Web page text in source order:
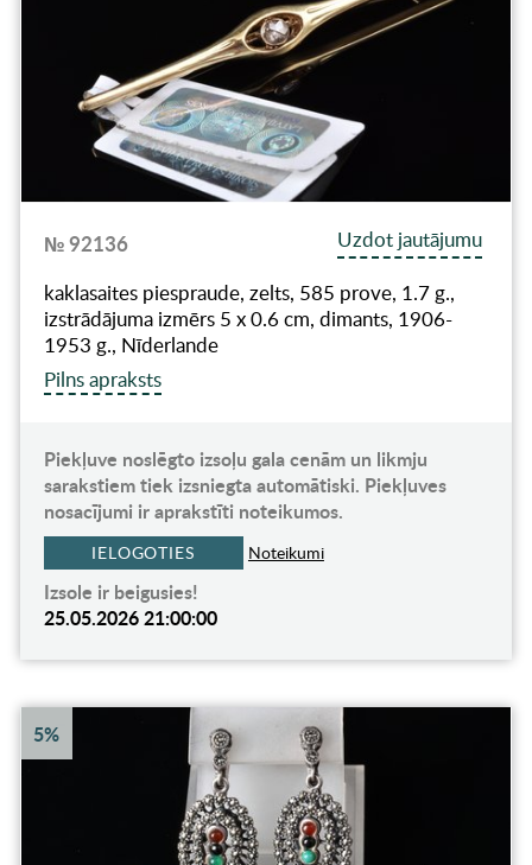
№ 92136
Uzdot jautājumu
kaklasaites piespraude, zelts, 585 prove, 1.7 g.,
izstrādājuma izmērs 5 x 0.6 cm, dimants, 1906-
1953 g., Nīderlande
Pilns apraksts
Piekļuve noslēgto izsoļu gala cenām un likmju
sarakstiem tiek izsniegta automātiski. Piekļuves
nosacījumi ir aprakstīti noteikumos.
IELOGOTIES Noteikumi
Izsole ir beigusies!
25.05.2026 21:00:00
5%